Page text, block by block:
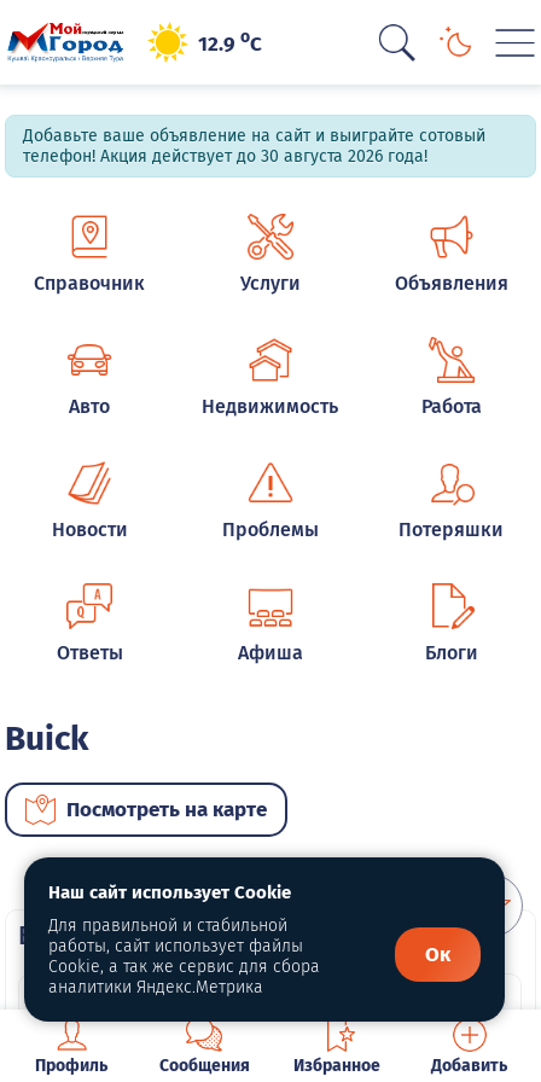
12.9oC
Добавьте ваше объявление на сайт и выиграйте сотовый
телефон! Акция действует до 30 августа 2026 года!
Справочник Услуги Объявления
Авто Недвижимость Работа
Новости Проблемы Потеряшки
Ответы Афиша Блоги
Buick
Посмотреть на карте
ВИП автомобили
Профиль Сообщения Избранное Добавить
Наш сайт использует Cookie
Для правильной и стабильной
работы, сайт использует файлы
Cookie, а так же сервис для сбора
аналитики Яндекс.Метрика
Ок